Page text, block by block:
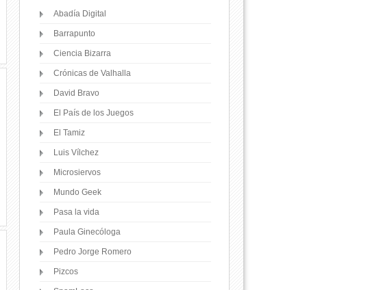
Abadía Digital
Barrapunto
Ciencia Bizarra
Crónicas de Valhalla
David Bravo
El País de los Juegos
El Tamiz
Luis Vílchez
Microsiervos
Mundo Geek
Pasa la vida
Paula Ginecóloga
Pedro Jorge Romero
Pizcos